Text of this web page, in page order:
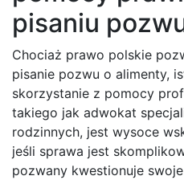
pisaniu
Chociaż prawo polskie
pisanie pozwu o alimenty,
skorzystanie z pomocy
takiego jak adwokat
rodzinnych, jest wysoce
jeśli sprawa jest
pozwany kwestionuje